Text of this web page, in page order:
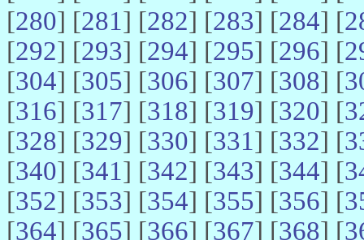
[280] [281] [282] [283] [284] [
[292] [293] [294] [295] [296] [
[304] [305] [306] [307] [308] [
[316] [317] [318] [319] [320] [
[328] [329] [330] [331] [332] [
[340] [341] [342] [343] [344] [
[352] [353] [354] [355] [356] [
[364] [365] [366] [367] [368] [